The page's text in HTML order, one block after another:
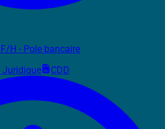
H - Pole bancaire
Juridique CDD